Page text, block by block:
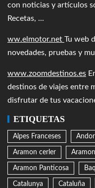
con noticias y artículos
Recetas, ...
ww.elmotor.net Tu web
novedades, pruebas y
www.zoomdestinos.es
destinos de viajes entre
disfrutar de tus
ETIQUETAS
Alpes Franceses
Aramon cerler
Aramon Panticosa
Catalunya Cataluña